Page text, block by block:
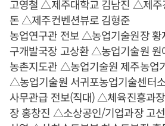
고영철 △제주대학교 김남진 △제주
돈 △제주컨벤션뷰로 김형준
농업연구관 전보 △농업기술원장
구개발국장 고상환 △농업기술원 원
농촌지도관 △농업기술원 제주농업
△농업기술원 서귀포농업기술센터
사무관급 전보(직대) △체육진흥과
장 홍창진 △소상공인/기업과장 고